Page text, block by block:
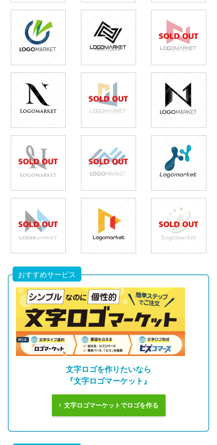
おすすめサービス
文字ロゴを作りたいなら
『文字ロゴマーケット』
文字ロゴマーケットでロゴを作る